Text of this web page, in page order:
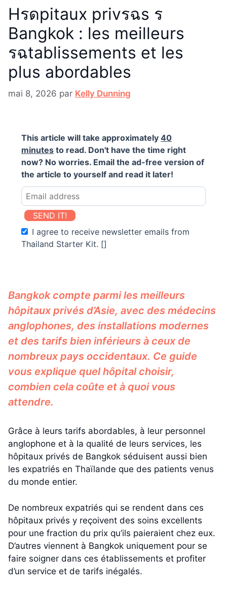
Hรดpitaux privรฉs ร
Bangkok : les meilleurs
รฉtablissements et les
plus abordables
mai 8, 2026 par Kelly Dunning
This article will take approximately 40
minutes to read. Don't have the time right
now? No worries. Email the ad-free version of
the article to yourself and read it later!
SEND IT!
I agree to receive newsletter emails from
Thailand Starter Kit. []
Bangkok compte parmi les meilleurs
hôpitaux privés d’Asie, avec des médecins
anglophones, des installations modernes
et des tarifs bien inférieurs à ceux de
nombreux pays occidentaux. Ce guide
vous explique quel hôpital choisir,
combien cela coûte et à quoi vous
attendre.
Grâce à leurs tarifs abordables, à leur personnel
anglophone et à la qualité de leurs services, les
hôpitaux privés de Bangkok séduisent aussi bien
les expatriés en Thaïlande que des patients venus
du monde entier.
De nombreux expatriés qui se rendent dans ces
hôpitaux privés y reçoivent des soins excellents
pour une fraction du prix qu’ils paieraient chez eux.
D’autres viennent à Bangkok uniquement pour se
faire soigner dans ces établissements et profiter
d’un service et de tarifs inégalés.